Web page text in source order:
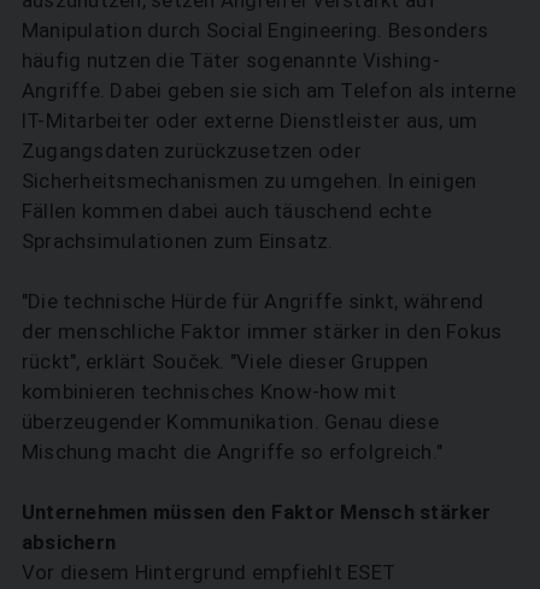
Manipulation durch Social Engineering. Besonders
häufig nutzen die Täter sogenannte Vishing-
Angriffe. Dabei geben sie sich am Telefon als interne
IT-Mitarbeiter oder externe Dienstleister aus, um
Zugangsdaten zurückzusetzen oder
Sicherheitsmechanismen zu umgehen. In einigen
Fällen kommen dabei auch täuschend echte
Sprachsimulationen zum Einsatz.
"Die technische Hürde für Angriffe sinkt, während
der menschliche Faktor immer stärker in den Fokus
rückt", erklärt Souček. "Viele dieser Gruppen
kombinieren technisches Know-how mit
überzeugender Kommunikation. Genau diese
Mischung macht die Angriffe so erfolgreich."
Unternehmen müssen den Faktor Mensch stärker
absichern
Vor diesem Hintergrund empfiehlt ESET